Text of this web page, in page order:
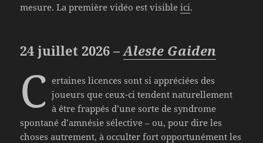
mesure. La première vidéo est visibleici.
24 juillet 2026 –Aleste Gaiden
C ertaines licences sont si appréciées des
joueurs que ceux-ci tendent naturellement
à être frappés d’une sorte de syndrome
spontané d’amnésie sélective – ou, pour dire les
choses autrement, à occulter fort opportunément les